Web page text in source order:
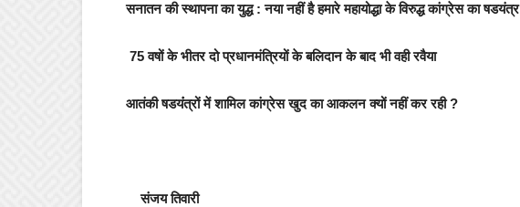
सनातन की स्थापना का युद्ध : नया नहीं है हमारे महायोद्धा के विरुद्ध कांग्रेस का षडयंत्र
75 वषों के भीतर दो प्रधानमंत्रियों के बलिदान के बाद भी वही रवैया
आतंकी षडयंंत्रों में शामिल कांग्रेस खुद का आकलन क्यों नहीं कर रही ?
संजय तिवारी